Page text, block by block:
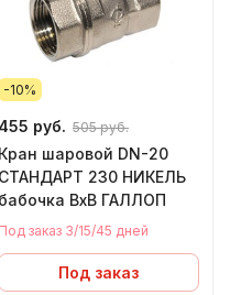
-10%
455 руб. 505 руб.
Кран шаровой DN-20
СТАНДАРТ 230 НИКЕЛЬ
бабочка ВхВ ГАЛЛОП
Под заказ 3/15/45 дней
Под заказ